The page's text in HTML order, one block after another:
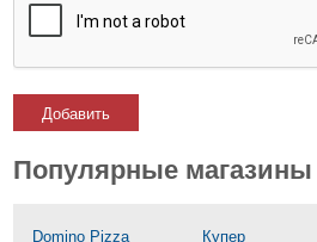
Добавить
Популярные магазины
Domino Pizza
Купер